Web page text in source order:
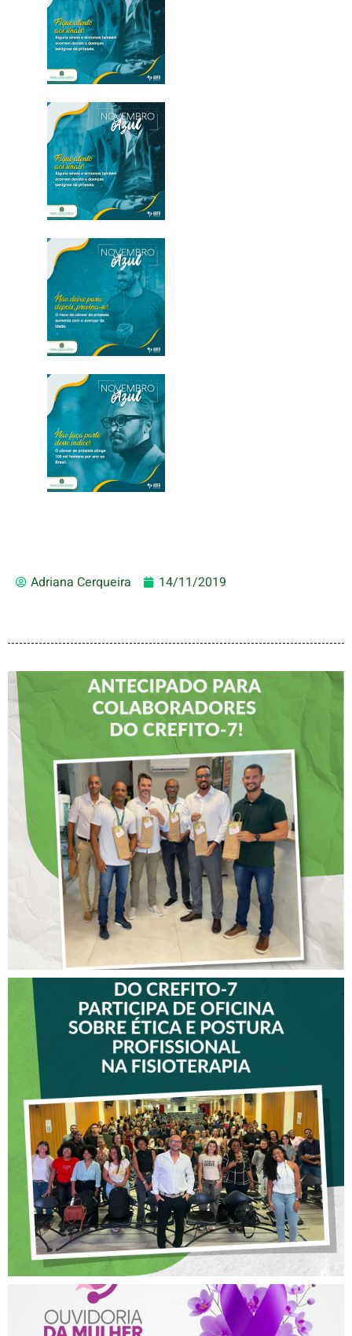
Adriana Cerqueira 14/11/2019
DIA DOS PAIS É
ANTECIPADO PARA
COLABORADORES DO
CREFITO-7
VICE-PRESIDENTE DO
CREFITO-7 PARTICIPA DE
OFICINA SOBRE ÉTICA E
POSTURA PROFISSIONAL
NA FISIOTERAPIA